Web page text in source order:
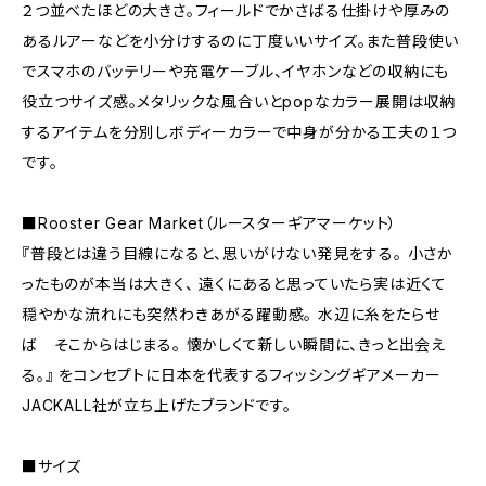
２つ並べたほどの大きさ。フィールドでかさばる仕掛けや厚みの
あるルアーなどを小分けするのに丁度いいサイズ。また普段使い
でスマホのバッテリーや充電ケーブル、イヤホンなどの収納にも
役立つサイズ感。メタリックな風合いとpopなカラー展開は収納
するアイテムを分別しボディーカラーで中身が分かる工夫の１つ
です。
■Rooster Gear Market（ルースターギアマーケット）
『普段とは違う目線になると、思いがけない発見をする。 小さか
ったものが本当は大きく、 遠くにあると思っていたら実は近くて
穏やかな流れにも突然わきあがる躍動感。 水辺に糸をたらせ
ば そこからはじまる。 懐かしくて新しい瞬間に、きっと出会え
る。』 をコンセプトに日本を代表するフィッシングギアメーカー
JACKALL社が立ち上げたブランドです。
■サイズ